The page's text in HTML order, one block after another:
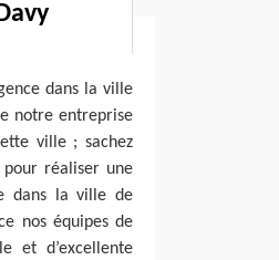
dans la ville
notre entreprise
ville ; sachez
pour réaliser une
dans la ville de
nos équipes de
et d’excellente